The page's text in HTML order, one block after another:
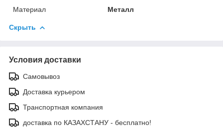
Материал
Металл
Скрыть
Условия доставки
Самовывоз
Доставка курьером
Транспортная компания
доставка по КАЗАХСТАНУ - бесплатно!